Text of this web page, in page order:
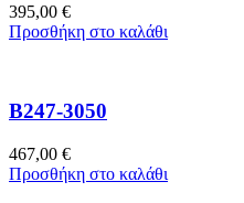
395,00 €
Προσθήκη στο καλάθι
B247-3050
467,00 €
Προσθήκη στο καλάθι